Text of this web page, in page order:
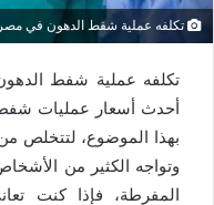
تكلفه عملية شفط الدهون في مصر
تكلفه عملية شفط
أحدث أسعار عمليات شفط
بهذا الموضوع، لتتخلص
وتواجه الكثير من
المفرطة، فإذا كنت